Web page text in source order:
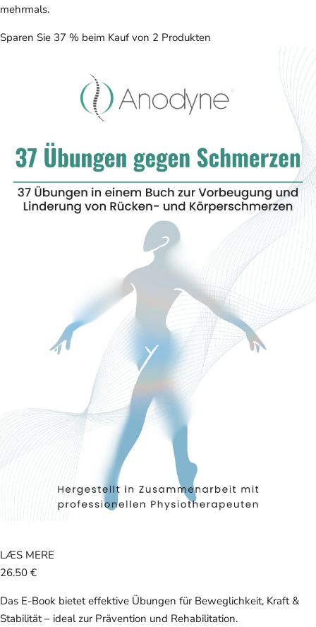
mehrmals.
Sparen Sie 37 % beim Kauf von 2 Produkten
Das E-Book bietet effektive Übungen für Beweglichkeit, Kraft &
Stabilität – ideal zur Prävention und Rehabilitation.
26.50 €
LÆS MERE